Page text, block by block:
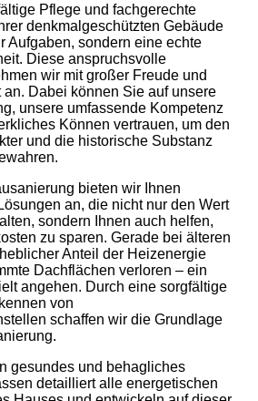
Pflege und fachgerechte
denkmalgeschützten Gebäude
Aufgaben, sondern eine echte
Diese anspruchsvolle
wir mit großer Freude und
Dabei können Sie auf unsere
unsere umfassende Kompetenz
Können vertrauen, um den
und die historische Substanz
bieten wir Ihnen
an, die nicht nur den Wert
sondern Ihnen auch helfen,
zu sparen. Gerade bei älteren
Anteil der Heizenergie
Dachflächen verloren – ein
angehen. Durch eine sorgfältige
von
schaffen wir die Grundlage
gesundes und behagliches
detailliert alle energetischen